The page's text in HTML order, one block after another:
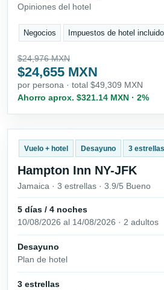
Opiniones del hotel
Negocios Impuestos de hotel
$24,976 MXN
$24,655 MXN
por persona · total $49,309 MXN
Ahorro aprox. $321.14 MXN · 2%
Vuelo + hotel Desayuno 3 estrellas
Hampton Inn NY-JFK
Jamaica · 3 estrellas · 3.9/5 Bueno
5 días / 4 noches
10/08/2026 al 14/08/2026 · 2 adultos
Desayuno
Plan de hotel
3 estrellas